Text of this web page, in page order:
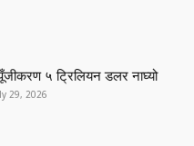
५ ट्रिलियन डलर नाघ्यो
29, 2026